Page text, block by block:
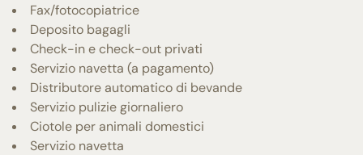
Fax/fotocopiatrice
Deposito bagagli
Check-in e check-out privati
Servizio navetta (a pagamento)
Distributore automatico di bevande
Servizio pulizie giornaliero
Ciotole per animali domestici
Servizio navetta